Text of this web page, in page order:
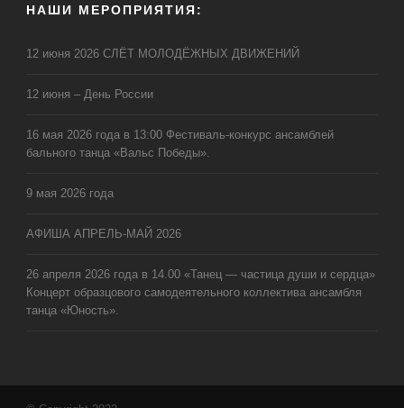
НАШИ МЕРОПРИЯТИЯ:
12 июня 2026 СЛЁТ МОЛОДЁЖНЫХ ДВИЖЕНИЙ
12 июня – День России
16 мая 2026 года в 13:00 Фестиваль-конкурс ансамблей
бального танца «Вальс Победы».
9 мая 2026 года
АФИША АПРЕЛЬ-МАЙ 2026
26 апреля 2026 года в 14.00 «Танец — частица души и сердца»
Концерт образцового самодеятельного коллектива ансамбля
танца «Юность».